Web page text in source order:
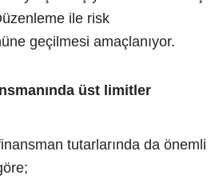
ile risk
geçilmesi amaçlanıyor.
üst limitler
tutarlarında da önemli